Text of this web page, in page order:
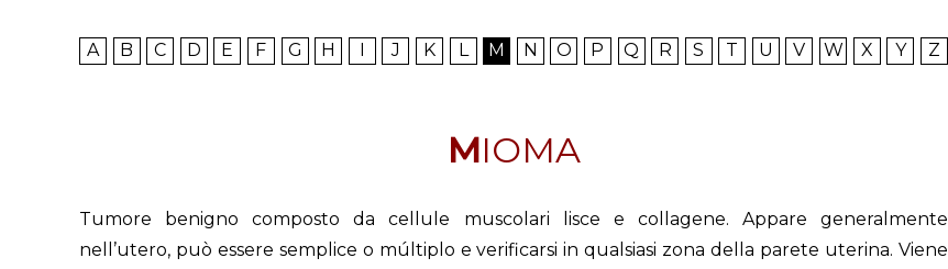
A B C D E F G H I J K L M N O P Q R S T U V W X Y Z
MIOMA
Tumore benigno composto da cellule muscolari lisce e collagene. Appare generalmente
nell’utero, può essere semplice o múltiplo e verificarsi in qualsiasi zona della parete uterina. Viene